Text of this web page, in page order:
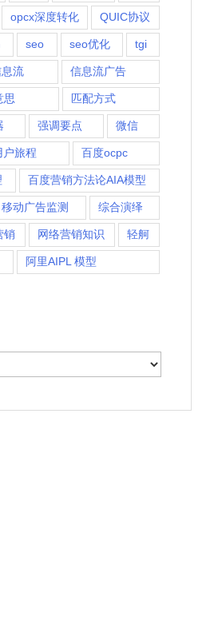
opcx深度转化 QUIC协议
seo seo优化 tgi
流 信息流广告
思 匹配方式
强调要点 微信
户旅程 百度ocpc
百度营销方法论AIA模型
移动广告监测 综合演绎
销 网络营销知识 轻舸
阿里AIPL 模型